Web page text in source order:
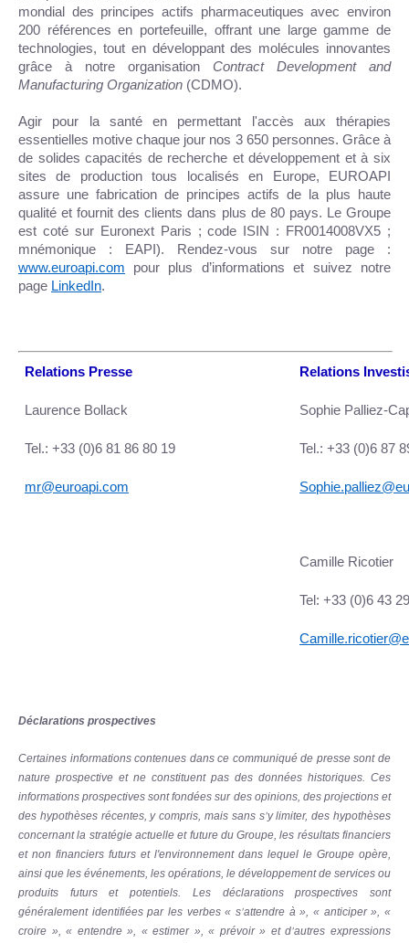
mondial des principes actifs pharmaceutiques avec environ
200 références en portefeuille, offrant une large gamme de
technologies, tout en développant des molécules innovantes
grâce à notre organisation Contract Development and
Manufacturing Organization (CDMO).
Agir pour la santé en permettant l'accès aux thérapies
essentielles motive chaque jour nos 3 650 personnes. Grâce à
de solides capacités de recherche et développement et à six
sites de production tous localisés en Europe, EUROAPI
assure une fabrication de principes actifs de la plus haute
qualité et fournit des clients dans plus de 80 pays. Le Groupe
est coté sur Euronext Paris ; code ISIN : FR0014008VX5 ;
mnémonique : EAPI). Rendez-vous sur notre page :
www.euroapi.com
pour plus d’informations et suivez notre
page LinkedIn.
Relations Presse
Laurence Bollack
Tel.: +33 (0)6 81 86 80 19
mr@euroapi.com
Relations
Sophie Palliez-
Tel.: +33 (0)6 87
Camille Ricotier
Tel: +33 (0)6 43
Déclarations prospectives
Certaines informations contenues dans ce communiqué de presse sont de
nature prospective et ne constituent pas des données historiques. Ces
informations prospectives sont fondées sur des opinions, des projections et
des hypothèses récentes, y compris, mais sans s’y limiter, des hypothèses
concernant la stratégie actuelle et future du Groupe, les résultats financiers
et non financiers futurs et l'environnement dans lequel le Groupe opère,
ainsi que les événements, les opérations, le développement de services ou
produits futurs et potentiels. Les déclarations prospectives sont
généralement identifiées par les verbes « s’attendre à », « anticiper », «
croire », « entendre », « estimer », « prévoir » et d’autres expressions